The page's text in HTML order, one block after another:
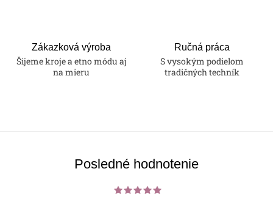
Zákazková výroba
Šijeme kroje a etno módu aj
na mieru
Ručná práca
S vysokým podielom
tradičných techník
Posledné hodnotenie